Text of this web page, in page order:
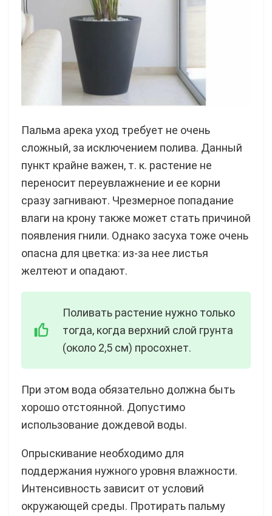
Пальма арека уход требует не очень
сложный, за исключением полива. Данный
пункт крайне важен, т. к. растение не
переносит переувлажнение и ее корни
сразу загнивают. Чрезмерное попадание
влаги на крону также может стать причиной
появления гнили. Однако засуха тоже очень
опасна для цветка: из-за нее листья
желтеют и опадают.
Поливать растение нужно только
тогда, когда верхний слой грунта
(около 2,5 см) просохнет.
При этом вода обязательно должна быть
хорошо отстоянной. Допустимо
использование дождевой воды.
Опрыскивание необходимо для
поддержания нужного уровня влажности.
Интенсивность зависит от условий
окружающей среды. Протирать пальму